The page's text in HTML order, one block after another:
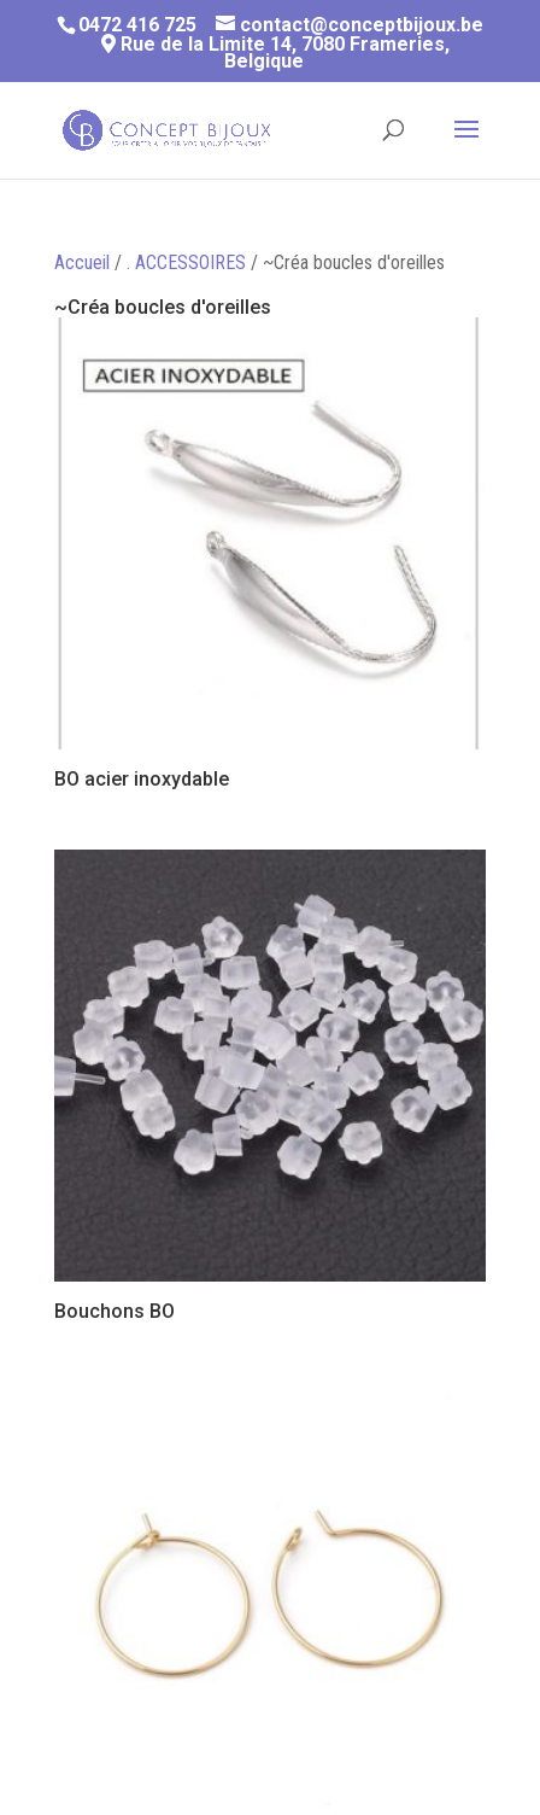
0472 416 725
contact@conceptbijoux.be
Rue de la Limite 14, 7080 Frameries,
Belgique
Accueil / . ACCESSOIRES / ~Créa boucles d'oreilles
~Créa boucles d'oreilles
BO acier inoxydable
Bouchons BO